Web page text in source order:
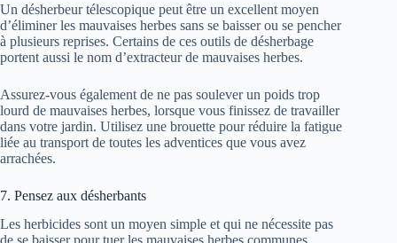
Un désherbeur télescopique peut être un excellent moyen
d’éliminer les mauvaises herbes sans se baisser ou se pencher
à plusieurs reprises. Certains de ces outils de désherbage
portent aussi le nom d’extracteur de mauvaises herbes.
Assurez-vous également de ne pas soulever un poids trop
lourd de mauvaises herbes, lorsque vous finissez de travailler
dans votre jardin. Utilisez une brouette pour réduire la fatigue
liée au transport de toutes les adventices que vous avez
arrachées.
7. Pensez aux désherbants
Les herbicides sont un moyen simple et qui ne nécessite pas